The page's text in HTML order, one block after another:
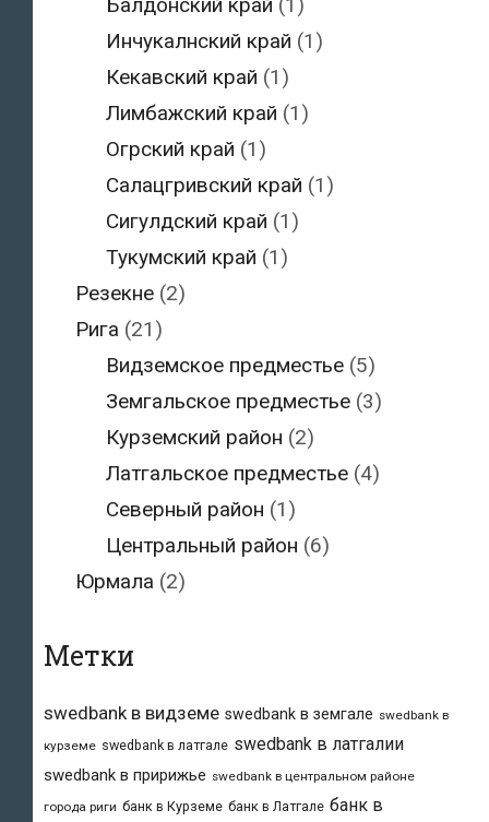
Инчукалнский край (1)
Кекавский край (1)
Лимбажский край (1)
Огрский край (1)
Салацгривский край (1)
Сигулдский край (1)
Тукумский край (1)
Резекне(2)
Рига (21)
Видземское предместье (5)
Земгальское предместье (3)
Курземский район (2)
Латгальское предместье (4)
Северный район (1)
Центральный район (6)
Юрмала (2)
Метки
swedbank в видземе swedbank в земгале swedbank в
курземе swedbank в латгале swedbank в латгалии
swedbank в пририжье swedbank в центральном районе
города риги банк в Курземе банк в Латгале банк в